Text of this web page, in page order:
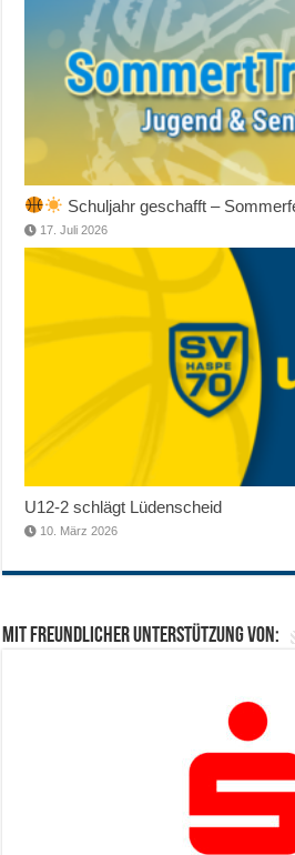
Schuljahr geschafft –
17. Juli 2026
U12-2 schlägt Lüdenscheid
10. März 2026
Mit freundlicher Unterstützung von: